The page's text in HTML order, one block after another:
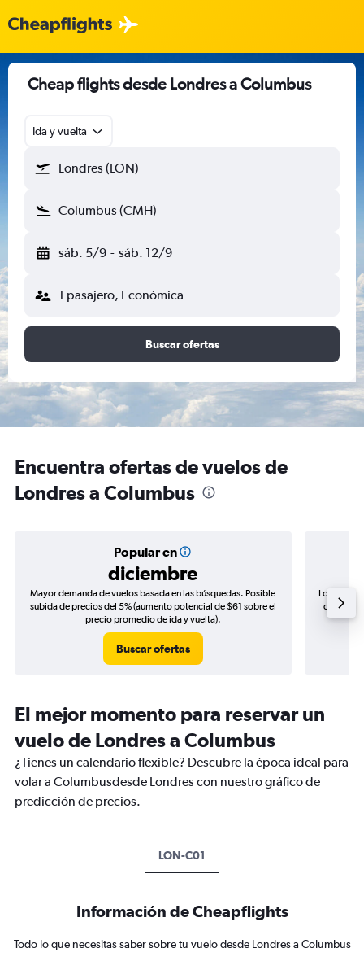
Cheap flights desde Londres a Columbus
Ida y vuelta
Londres (LON)
Columbus (CMH)
sáb. 5/9 - sáb. 12/9
1 pasajero, Económica
Buscar ofertas
Encuentra ofertas de vuelos de
Londres a Columbus
Popular en
diciembre
Mayor demanda de vuelos basada en las búsquedas. Posible
subida de precios del 5% (aumento potencial de $61 sobre el
precio promedio de ida y vuelta).
Buscar ofertas
Los
de
El mejor momento para reservar un
vuelo de Londres a Columbus
¿Tienes un calendario flexible? Descubre la época ideal para
volar a Columbusdesde Londres con nuestro gráfico de
predicción de precios.
LON-C01
Información de Cheapflights
Todo lo que necesitas saber sobre tu vuelo desde Londres a Columbus